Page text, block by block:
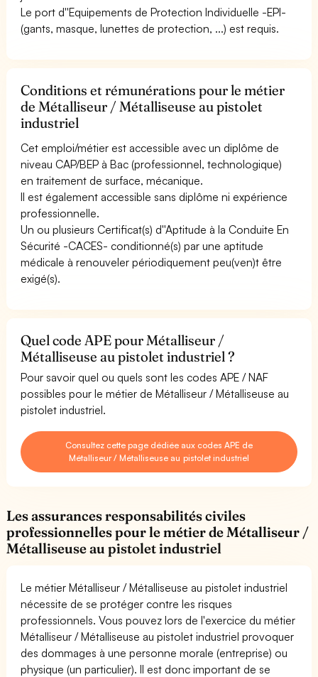
Le port d''Equipements de Protection Individuelle -EPI-
(gants, masque, lunettes de protection, ...) est requis.
Conditions et rémunérations pour le métier
de Métalliseur / Métalliseuse au pistolet
industriel
Cet emploi/métier est accessible avec un diplôme de
niveau CAP/BEP à Bac (professionnel, technologique)
en traitement de surface, mécanique.
Il est également accessible sans diplôme ni expérience
professionnelle.
Un ou plusieurs Certificat(s) d''Aptitude à la Conduite En
Sécurité -CACES- conditionné(s) par une aptitude
médicale à renouveler périodiquement peu(ven)t être
exigé(s).
Quel code APE pour Métalliseur /
Métalliseuse au pistolet industriel ?
Pour savoir quel ou quels sont les codes APE / NAF
possibles pour le métier de Métalliseur / Métalliseuse au
pistolet industriel.
Consultez cette page dédiée aux codes APE de
Métalliseur / Métalliseuse au pistolet industriel
Les assurances responsabilités civiles
professionnelles pour le métier de Métalliseur /
Métalliseuse au pistolet industriel
Le métier Métalliseur / Métalliseuse au pistolet industriel
nécessite de se protéger contre les risques
professionnels. Vous pouvez lors de l'exercice du métier
Métalliseur / Métalliseuse au pistolet industriel provoquer
des dommages à une personne morale (entreprise) ou
physique (un particulier). Il est donc important de se